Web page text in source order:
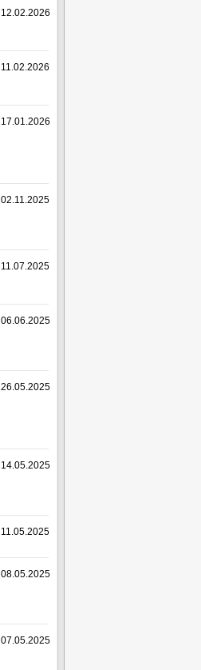
12.02.2026
11.02.2026
17.01.2026
02.11.2025
11.07.2025
06.06.2025
26.05.2025
14.05.2025
11.05.2025
08.05.2025
07.05.2025